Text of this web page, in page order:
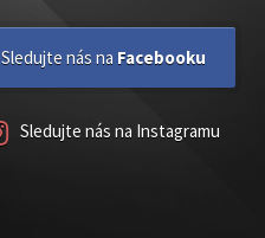
Sledujte nás na Facebooku
Sledujte nás na Instagramu